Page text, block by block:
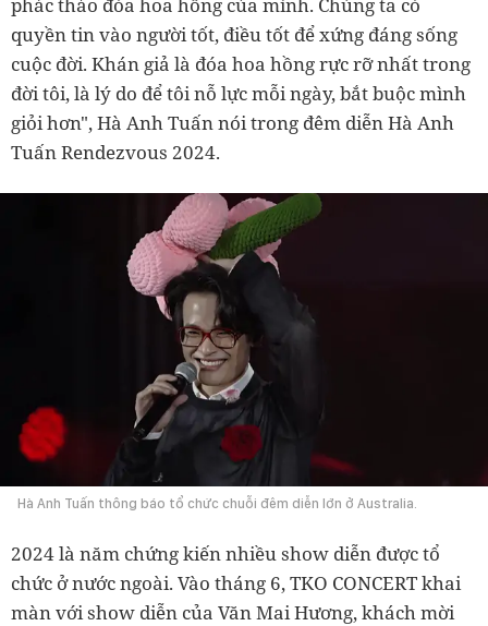
quyền tin vào người tốt, điều tốt để xứng đáng sống
cuộc đời. Khán giả là đóa hoa hồng rực rỡ nhất trong
đời tôi, là lý do để tôi nỗ lực mỗi ngày, bắt buộc mình
giỏi hơn", Hà Anh Tuấn nói trong đêm diễn Hà Anh
Tuấn Rendezvous 2024.
Hà Anh Tuấn thông báo tổ chức chuỗi đêm diễn lớn ở Australia.
2024 là năm chứng kiến nhiều show diễn được tổ
chức ở nước ngoài. Vào tháng 6, TKO CONCERT khai
màn với show diễn của Văn Mai Hương, khách mời